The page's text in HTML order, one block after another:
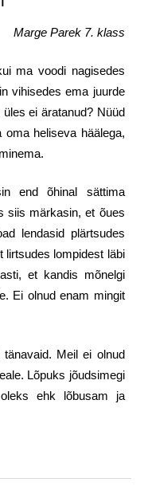
Marge Parek 7. klass
ma voodi nagisedes
vihisedes ema juurde
ei äratanud? Nüüd
heliseva häälega,
end õhinal sättima
siis märkasin, et õues
lendasid plärtsudes
lirtsudes lompidest läbi
et kandis mõnelgi
Ei olnud enam mingit
Meil ei olnud
Lõpuks jõudsimegi
ehk lõbusam ja